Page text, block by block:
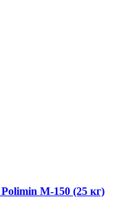
Polimin М-150 (25 кг)